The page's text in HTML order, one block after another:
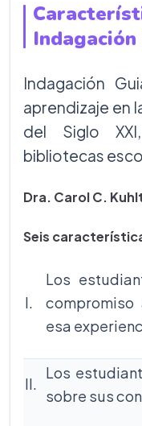
Indagación
Indagación
aprendizaje en
del Siglo
bibliotecas
Dra. Carol C.
Seis
I.
Los
esa
II.
Los
sobre sus